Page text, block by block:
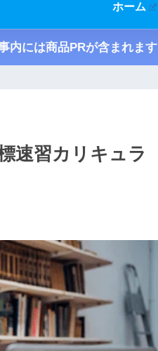
ホーム
内には商品PRが含まれます
速習カリキュラ